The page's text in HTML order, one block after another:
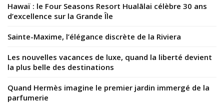
Hawaï : le Four Seasons Resort Hualālai célèbre 30 ans
d’excellence sur la Grande Île
Sainte-Maxime, l’élégance discrète de la Riviera
Les nouvelles vacances de luxe, quand la liberté devient
la plus belle des destinations
Quand Hermès imagine le premier jardin immergé de la
parfumerie